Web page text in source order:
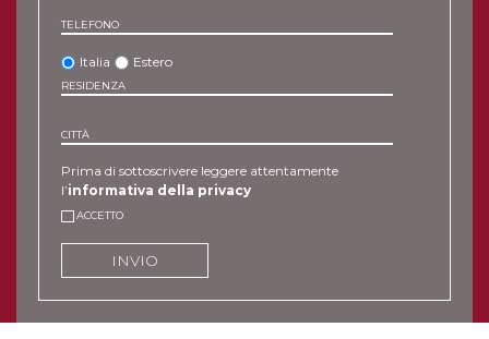
TELEFONO
Italia Estero
RESIDENZA
CITTÀ
Prima di sottoscrivere leggere attentamente
l’informativa della privacy
ACCETTO
INVIO